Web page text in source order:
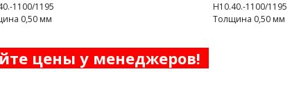
цены у менеджеров!
1100/1195
0,50 мм
Н10.40.-1100/1195
Толщина 0,50 мм